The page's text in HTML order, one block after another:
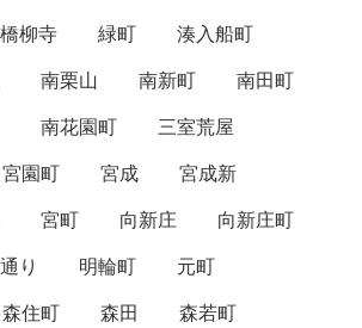
柳寺 緑町
湊入船町
南栗山 南新町
南田町
南花園町
三室荒屋
宮園町 宮成
宮成新
宮町 向新庄
向新庄町
り 明輪町
元町
森住町 森田
森若町